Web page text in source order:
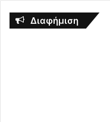
Διαφήμιση